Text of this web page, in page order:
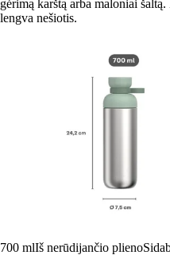
gėrimą karštą arba maloniai
lengva nešiotis.
700 mlIš nerūdijančio plieno